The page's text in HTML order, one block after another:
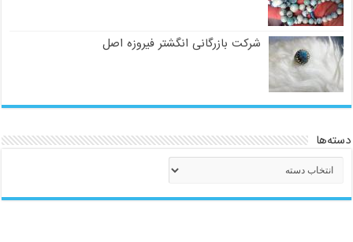
شرکت بازرگانی انگشتر فیروزه اصل
دسته‌ها
دسته‌ها